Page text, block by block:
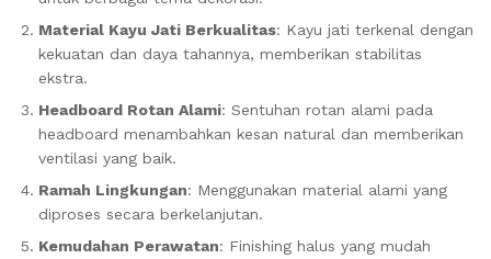
Material Kayu Jati Berkualitas: Kayu jati terkenal dengan
kekuatan dan daya tahannya, memberikan stabilitas
ekstra.
Headboard Rotan Alami: Sentuhan rotan alami pada
headboard menambahkan kesan natural dan memberikan
ventilasi yang baik.
Ramah Lingkungan: Menggunakan material alami yang
diproses secara berkelanjutan.
Kemudahan Perawatan: Finishing halus yang mudah